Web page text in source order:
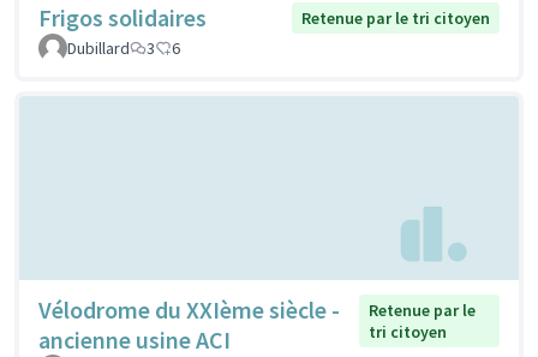
Frigos solidaires
Retenue par le tri citoyen
Dubillard
3 6
Vélodrome du XXIème siècle -
ancienne usine ACI
Retenue par le
tri citoyen